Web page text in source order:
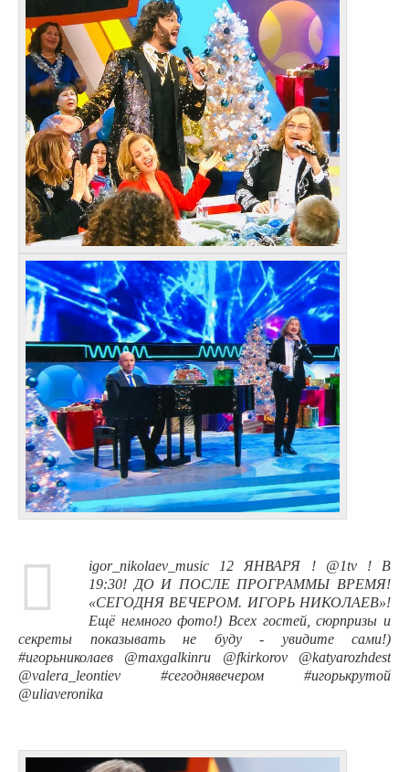
igor_nikolaev_music 12 ЯНВАРЯ ! @1tv ! В
19:30! ДО И ПОСЛЕ ПРОГРАММЫ ВРЕМЯ!
«СЕГОДНЯ ВЕЧЕРОМ. ИГОРЬ НИКОЛАЕВ»!
Ещё немного фото!) Всех гостей, сюрпризы и
секреты показывать не буду - увидите сами!)
#игорьниколаев @maxgalkinru @fkirkorov @katyarozhdest
@valera_leontiev #сегоднявечером #игорькрутой
@uliaveronika